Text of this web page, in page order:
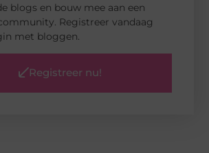
blogs en bouw mee aan een
Registreer vandaag
met bloggen.
Registreer nu!